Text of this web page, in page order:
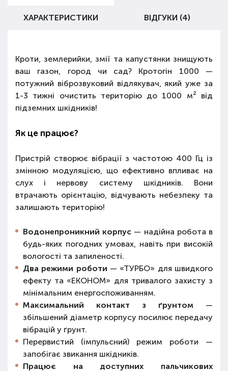
ХАРАКТЕРИСТИКИ ВІДГУКИ (4)
Кроти, землерийки, змії та капустянки знищують
ваш газон, город чи сад? Кротогін 1000 —
потужний віброзвуковий відлякувач, який уже за
1-3 тижні очистить територію до 1000 м² від
підземних шкідників!
Як це працює?
Пристрій створює вібрації з частотою 400 Гц із
змінною модуляцією, що ефективно впливає на
слух і нервову систему шкідників. Вони
втрачають орієнтацію, відчувають небезпеку та
залишають територію!
Водонепроникний корпус — надійна робота в
будь-яких погодних умовах, навіть при високій
вологості та запиленості.
Два режими роботи — «ТУРБО» для швидкого
ефекту та «ЕКОНОМ» для тривалого захисту з
мінімальним енергоспоживанням.
Максимальний контакт з ґрунтом —
збільшений діаметр корпусу посилює передачу
вібрацій у ґрунт.
Перервистий (імпульсний) режим роботи —
запобігає звикання шкідників.
Працює на доступних пальчикових